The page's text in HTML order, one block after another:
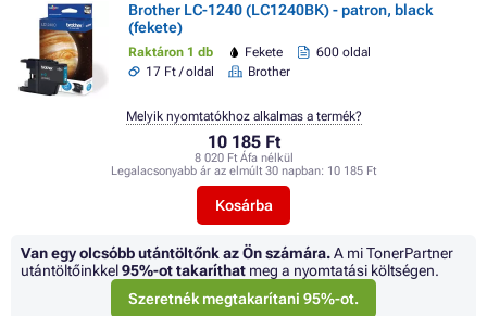
Brother LC-1240 (LC1240BK) - patron, black
(fekete)
Raktáron 1 db Fekete
600 oldal
17 Ft / oldal
Brother
10 185 Ft
8 020 Ft Áfa nélkül
Legalacsonyabb ár az elmúlt 30 napban: 10 185 Ft
Kosárba
Melyik nyomtatókhoz alkalmas a termék?
Van egy olcsóbb utántöltőnk az Ön számára.A mi TonerPartner
utántöltőinkkel95%-ot takaríthat meg a nyomtatási költségen.
Szeretnék megtakarítani 95%-ot.